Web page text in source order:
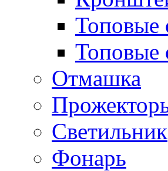
Топовые
Топовые
Отмашка
Светильник
Фонарь